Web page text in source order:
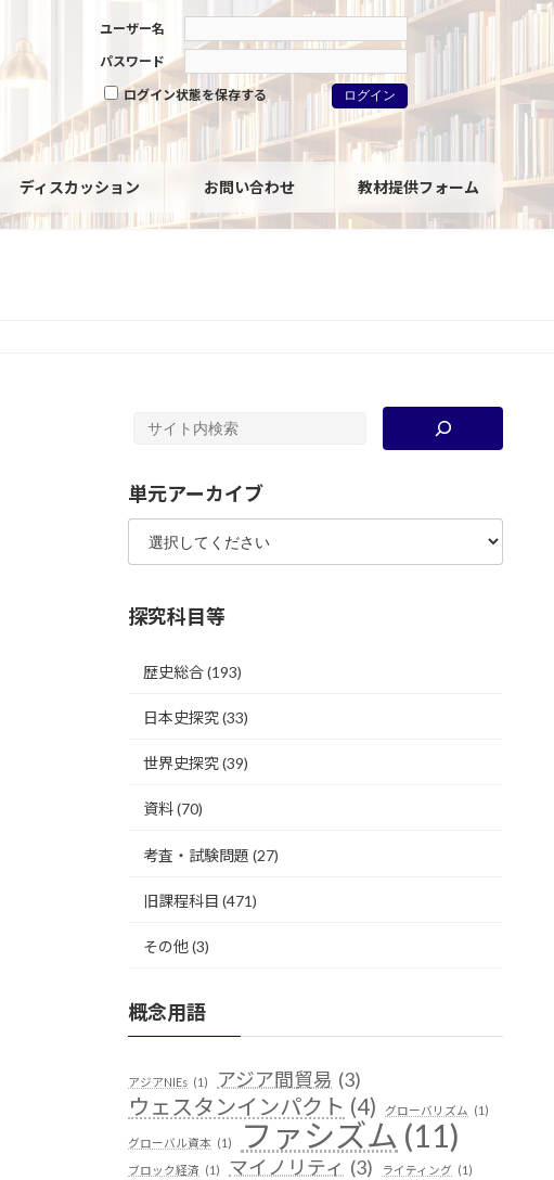
ユーザー名
パスワード
ログイン状態を保存する
ディスカッション お問い合わせ 教材提供フォーム
単元アーカイブ
探究科目等
歴史総合(193)
日本史探究(33)
世界史探究(39)
資料(70)
考査・試験問題 (27)
旧課程科目 (471)
その他(3)
概念用語
アジアNIEs (1) アジア間貿易 (3)
ウェスタンインパクト (4) グローバリズム (1)
グローバル資本 (1) ファシズム (11)
ブロック経済 (1) マイノリティ (3) ライティング (1)